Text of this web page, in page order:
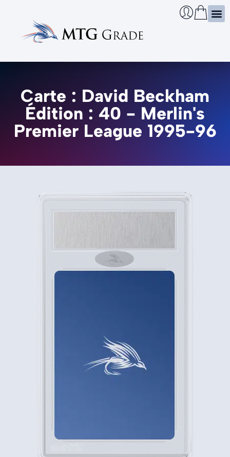
Carte : David Beckham
Édition : 40 - Merlin's
Premier League 1995-96